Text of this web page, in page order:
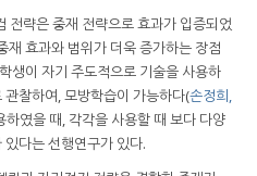
전략은 중재 전략으로 효과가 입증되었
재 효과와 범위가 더욱 증가하는 장점
생이 자기 주도적으로 기술을 사용하
찰하여, 모방학습이 가능하다(손정희,
하였을 때, 각각을 사용할 때 보다 다양
다는 선행연구가 있다.